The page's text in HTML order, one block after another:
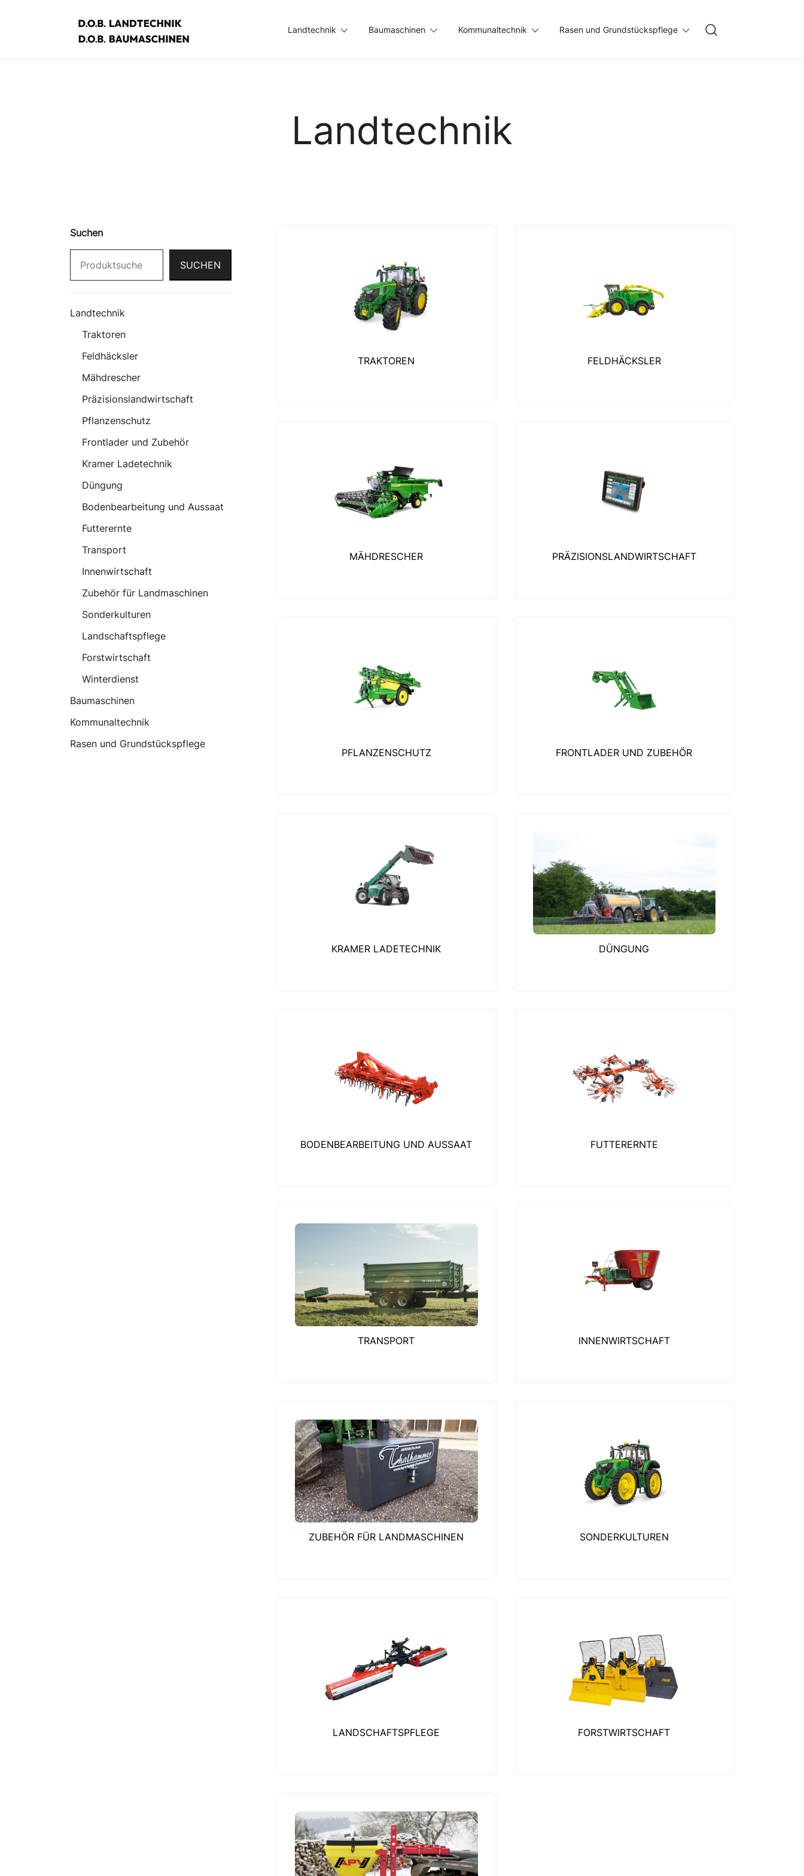
Landtechnik Baumaschinen Kommunaltechnik Rasen und Grundstückspflege
Landtechnik
TRAKTOREN FELDHÄCKSLER
MÄHDRESCHER PRÄZISIONSLANDWIRTSCHAFT
PFLANZENSCHUTZ FRONTLADER UND ZUBEHÖR
KRAMER LADETECHNIK DÜNGUNG
BODENBEARBEITUNG UND AUSSAAT FUTTERERNTE
TRANSPORT INNENWIRTSCHAFT
ZUBEHÖR FÜR LANDMASCHINEN SONDERKULTUREN
LANDSCHAFTSPFLEGE FORSTWIRTSCHAFT
Suchen
SUCHEN
Landtechnik
Traktoren
Feldhäcksler
Mähdrescher
Präzisionslandwirtschaft
Pflanzenschutz
Frontlader und Zubehör
Kramer Ladetechnik
Düngung
Bodenbearbeitung und Aussaat
Futterernte
Transport
Innenwirtschaft
Zubehör für Landmaschinen
Sonderkulturen
Landschaftspflege
Forstwirtschaft
Winterdienst
Baumaschinen
Kommunaltechnik
Rasen und Grundstückspflege